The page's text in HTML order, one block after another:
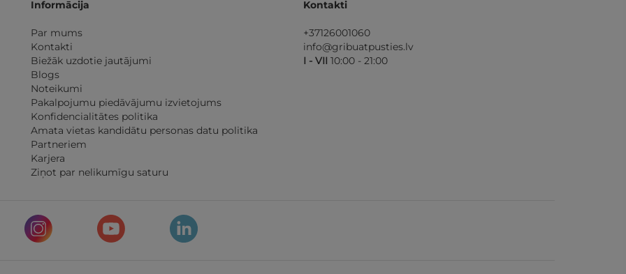
Informācija
Par mums
Kontakti
Biežāk uzdotie jautājumi
Blogs
Noteikumi
Pakalpojumu piedāvājumu izvietojums
Konfidencialitātes politika
Amata vietas kandidātu personas datu politika
Partneriem
Karjera
Ziņot par nelikumīgu saturu
Kontakti
+37126001060
info@gribuatpusties.lv
I - VII 10:00 - 21:00